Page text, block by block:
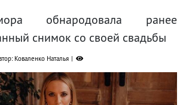
обнародовала ранее
снимок со своей свадьбы
Коваленко Наталья